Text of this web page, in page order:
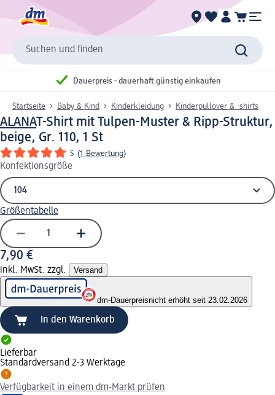
Suchen und finden
Dauerpreis - dauerhaft günstig einkaufen
Startseite Baby & Kind Kinderkleidung Kinderpullover & -shirts
ALANAT-Shirt mit Tulpen-Muster & Ripp-Struktur,
beige, Gr. 110, 1 St
5 (1 Bewertung)
Konfektionsgröße
Größentabelle
7,90 €
inkl. MwSt. zzgl. Versand
dm-Dauerpreisnicht erhöht seit 23.02.2026
In den Warenkorb
Lieferbar
Standardversand 2-3 Werktage
Verfügbarkeit in einem dm-Markt prüfen